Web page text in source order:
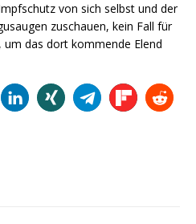
von sich selbst und der
zuschauen, kein Fall für
um das dort kommende Elend